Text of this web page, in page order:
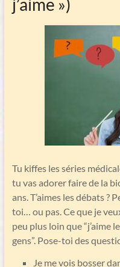
j’aime »)
Tu kiffes les séries
tu vas adorer faire de la
ans. T’aimes les débats ?
toi… ou pas. Ce que je
peu plus loin que “j’aime
gens”. Pose-toi des
Je me vois bosser